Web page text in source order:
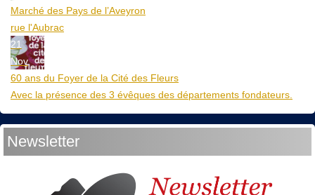
Marché des Pays de l’Aveyron
rue l'Aubrac
21
Nov
60 ans du Foyer de la Cité des Fleurs
Avec la présence des 3 évêques des départements fondateurs.
Newsletter